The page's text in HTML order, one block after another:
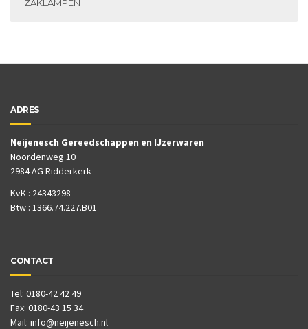
ZAKLAMPEN
ADRES
Neijenesch Gereedschappen en IJzerwaren
Noordenweg 10
2984 AG Ridderkerk
KvK : 24343298
Btw : 1366.74.227.B01
CONTACT
Tel: 0180-42 42 49
Fax: 0180-43 15 34
Mail: info@neijenesch.nl